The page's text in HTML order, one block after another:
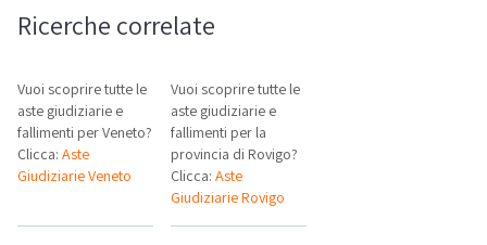
Ricerche correlate
Vuoi scoprire tutte le
aste giudiziarie e
fallimenti per Veneto?
Clicca: Aste
Giudiziarie Veneto
Vuoi scoprire tutte le
aste giudiziarie e
fallimenti per la
provincia di Rovigo?
Clicca:Aste
Giudiziarie Rovigo